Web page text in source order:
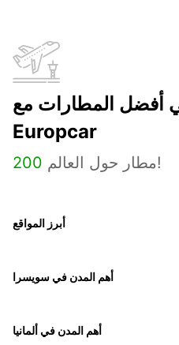
أفضل المطارات مع
Europcar
200 مطار حول العالم!
أبرز المواقع
أهم المدن في سويسرا
أهم المدن في ألمانيا